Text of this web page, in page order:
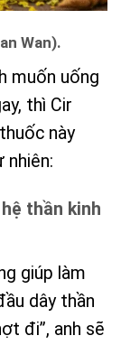
Wan).
muốn uống
thì Cir
này
thần kinh
giúp làm
dây thần
đi”, anh sẽ